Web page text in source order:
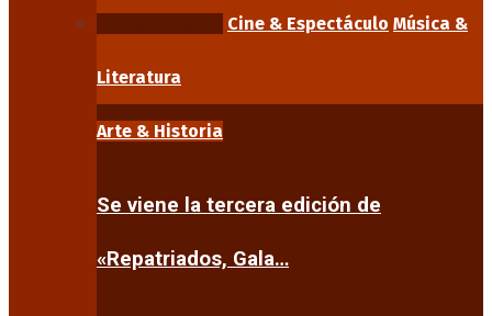
Cine & Espectáculo Música &
Literatura
Arte & Historia
Se viene la tercera edición de
«Repatriados, Gala…